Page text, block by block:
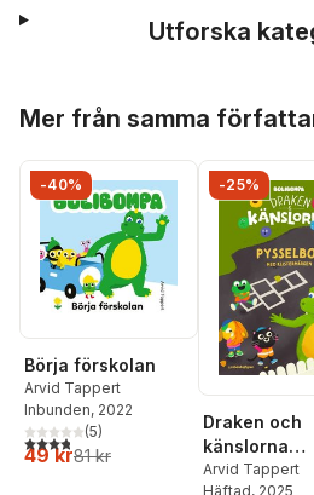
Utforska
Mer från samma
-40%
Börja förskolan
Arvid Tappert
Inbunden, 2022
3,8utav 5 stjärnor. Totalt antal röster:
(5)
49 kr81 kr
-25%
Draken och
känslorna
pysselbok :
Arvid Tappert
Häftad, 2025